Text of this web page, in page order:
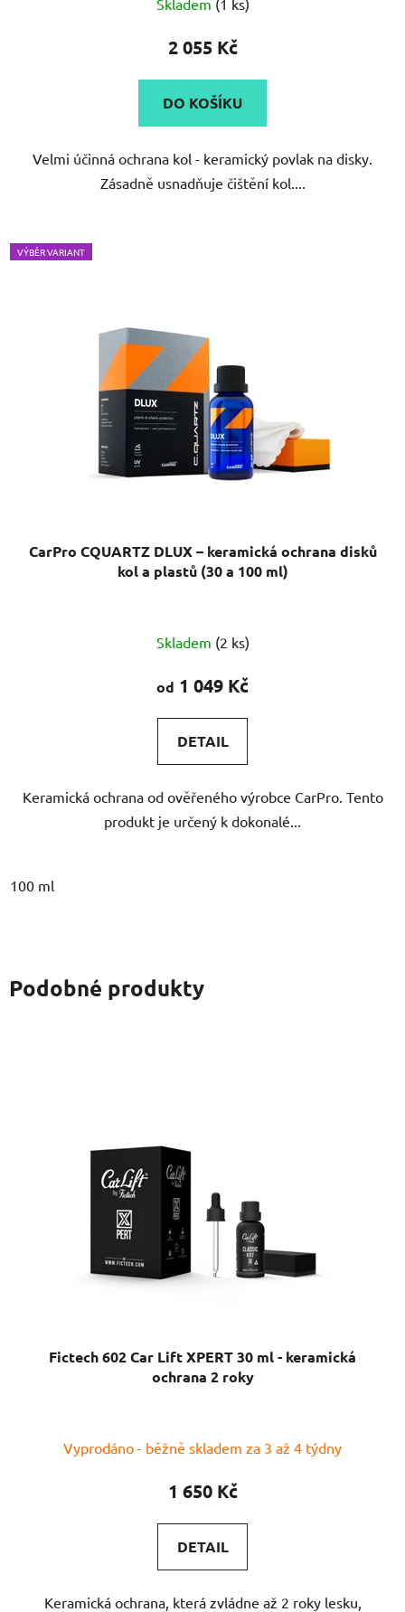
2 055 Kč
DO KOŠÍKU
Velmi účinná ochrana kol - keramický povlak na disky.
Zásadně usnadňuje čištění kol....
VÝBĚR VARIANT
CarPro CQUARTZ DLUX – keramická ochrana disků
kol a plastů (30 a 100 ml)
hodnocení
produktu
5,0
z
hvězdiček.
Skladem (2 ks)
od 1 049 Kč
DETAIL
Keramická ochrana od ověřeného výrobce CarPro. Tento
produkt je určený k dokonalé...
100 ml
Podobné produkty
Fictech 602 Car Lift XPERT 30 ml - keramická
ochrana 2 roky
Vyprodáno - běžně skladem za 3 až 4 týdny
1 650 Kč
DETAIL
Keramická ochrana, která zvládne až 2 roky lesku,